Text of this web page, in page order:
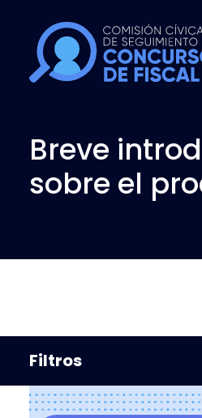
INICIO
PREGUNTAS FRECUENTES
Breve
sobre el
Filtros